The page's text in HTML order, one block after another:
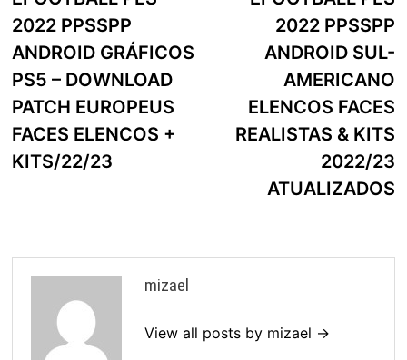
de
artigos
2022 PPSSPP
ANDROID GRÁFICOS
PS5 – DOWNLOAD
PATCH EUROPEUS
FACES ELENCOS +
KITS/22/23
2022 PPSSPP
ANDROID SUL-
AMERICANO
ELENCOS FACES
REALISTAS & KITS
2022/23
ATUALIZADOS
mizael
View all posts by mizael →